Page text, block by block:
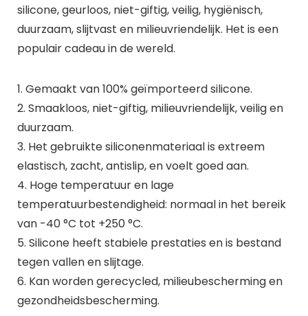
silicone, geurloos, niet-giftig, veilig, hygiënisch,
duurzaam, slijtvast en milieuvriendelijk. Het is een
populair cadeau in de wereld.
1. Gemaakt van 100% geïmporteerd silicone.
2. Smaakloos, niet-giftig, milieuvriendelijk, veilig en
duurzaam.
3. Het gebruikte siliconenmateriaal is extreem
elastisch, zacht, antislip, en voelt goed aan.
4. Hoge temperatuur en lage
temperatuurbestendigheid: normaal in het bereik
van -40 °C tot +250 °C.
5. Silicone heeft stabiele prestaties en is bestand
tegen vallen en slijtage.
6. Kan worden gerecycled, milieubescherming en
gezondheidsbescherming.